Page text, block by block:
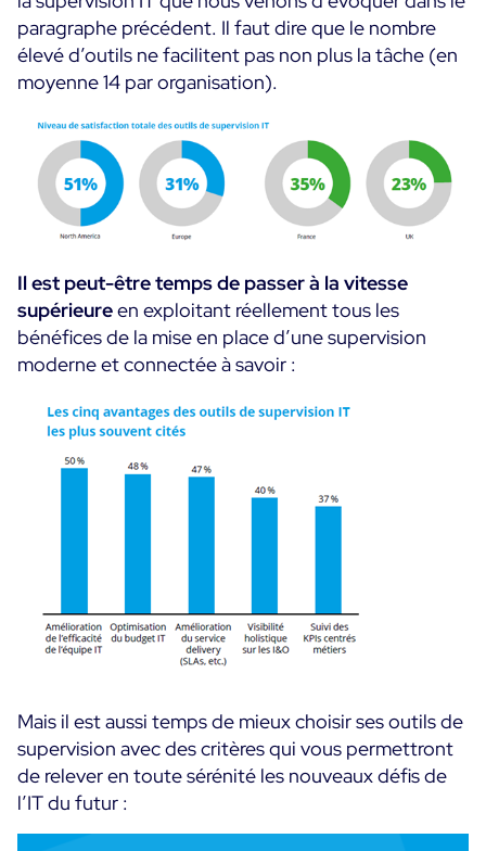
paragraphe précédent. Il faut dire que le nombre
élevé d’outils ne facilitent pas non plus la tâche (en
moyenne 14 par organisation).
Il est peut-être temps de passer à la vitesse
supérieureen exploitant réellement tous les
bénéfices de la mise en place d’une supervision
moderne et connectée à savoir :
Mais il est aussi temps de mieux choisir ses outils de
supervision avec des critères qui vous permettront
de relever en toute sérénité les nouveaux défis de
l’IT du futur :